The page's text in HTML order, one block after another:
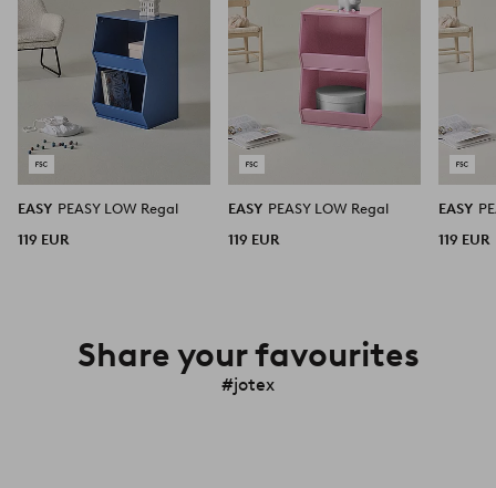
EASY PEASY LOW Regal
119 EUR
EASY PEASY LOW Regal
119 EUR
EASY
119 EUR
Share your favourites
#jotex